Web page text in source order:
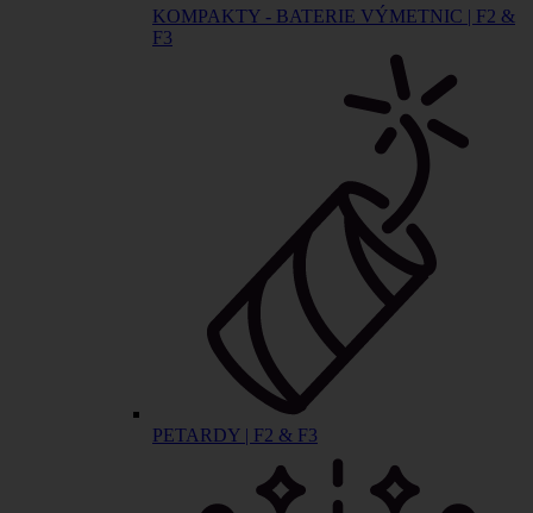
KOMPAKTY - BATERIE VÝMETNIC | F2 &
F3
PETARDY | F2 & F3